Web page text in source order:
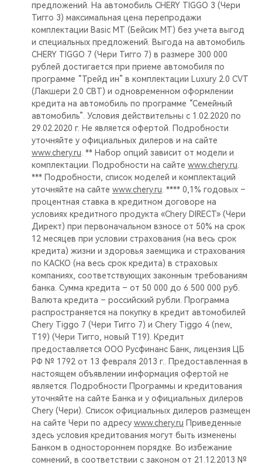
предложений. На автомобиль CHERY TIGGO 3 (Чери
Тигго 3) максимальная цена перепродажи
комплектации Basic MT (Бейсик МТ) без учета выгод
и специальных предложений. Выгода на автомобиль
CHERY TIGGO 7 (Чери Тигго 7) в размере 300 000
рублей достигается при приеме автомобиля по
программе “Трейд ин” в комплектации Luxury 2.0 CVT
(Лакшери 2.0 СВТ) и одновременном оформлении
кредита на автомобиль по программе “Семейный
автомобиль”. Условия действительны с 1.02.2020 по
29.02.2020 г. Не является офертой. Подробности
уточняйте у официальных дилеров и на сайте
www.chery.ru . ** Набор опций зависит от модели и
комплектации. Подробности на сайте www.chery.ru
*** Подробности, список моделей и комплектаций
уточняйте на сайте www.chery.ru . **** 0,1% годовых –
процентная ставка в кредитном договоре на
условиях кредитного продукта «Chery DIRECT» (Чери
Директ) при первоначальном взносе от 50% на срок
12 месяцев при условии страхования (на весь срок
кредита) жизни и здоровья заемщика и страхования
по КАСКО (на весь срок кредита) в страховых
компаниях, соответствующих законным требованиям
банка. Сумма кредита – от 50 000 до 6 500 000 руб.
Валюта кредита – российский рубли. Программа
распространяется на покупку в кредит автомобилей
Chery Tiggo 7 (Чери Тигго 7) и Chery Tiggo 4 (new,
T19) (Чери Тигго, новый Т19). Кредит
предоставляется ООО Русфинанс Банк, лицензия ЦБ
РФ № 1792 от 13 февраля 2013 г.. Предоставленная в
настоящем объявлении информация офертой не
является. Подробности Программы и кредитования
уточняйте на сайте Банка и у официальных дилеров
Chery (Чери). Список официальных дилеров размещен
на сайте Чери по адресу www.chery.ru Приведенные
здесь условия кредитования могут быть изменены
Банком в одностороннем порядке. Во избежание
сомнений, в соответствии с законом от 21.12.2013 №